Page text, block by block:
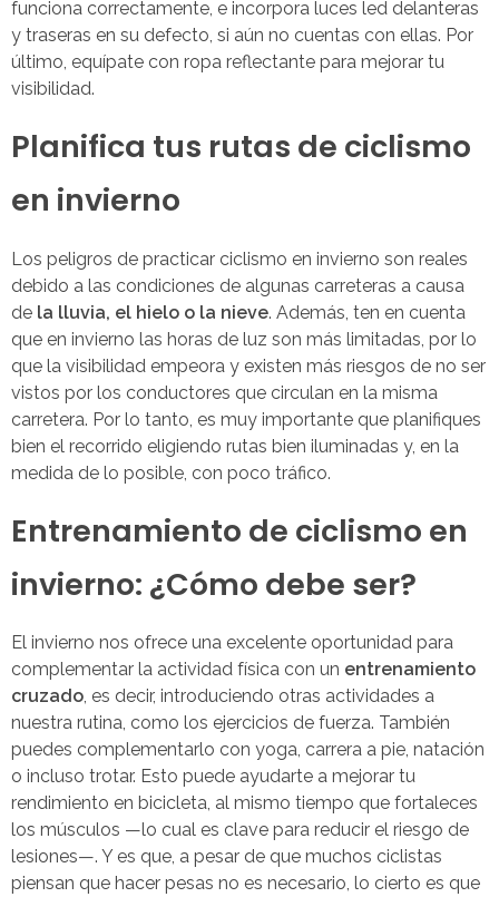
funciona correctamente, e incorpora luces led delanteras
y traseras en su defecto, si aún no cuentas con ellas. Por
último, equípate con ropa reflectante para mejorar tu
visibilidad.
Planifica tus rutas de ciclismo
en invierno
Los peligros de practicar ciclismo en invierno son reales
debido a las condiciones de algunas carreteras a causa
de la lluvia, el hielo o la nieve. Además, ten en cuenta
que en invierno las horas de luz son más limitadas, por lo
que la visibilidad empeora y existen más riesgos de no ser
vistos por los conductores que circulan en la misma
carretera. Por lo tanto, es muy importante que planifiques
bien el recorrido eligiendo rutas bien iluminadas y, en la
medida de lo posible, con poco tráfico.
Entrenamiento de ciclismo en
invierno: ¿Cómo debe ser?
El invierno nos ofrece una excelente oportunidad para
complementar la actividad física con un entrenamiento
cruzado , es decir, introduciendo otras actividades a
nuestra rutina, como los ejercicios de fuerza. También
puedes complementarlo con yoga, carrera a pie, natación
o incluso trotar. Esto puede ayudarte a mejorar tu
rendimiento en bicicleta, al mismo tiempo que fortaleces
los músculos —lo cual es clave para reducir el riesgo de
lesiones—. Y es que, a pesar de que muchos ciclistas
piensan que hacer pesas no es necesario, lo cierto es que